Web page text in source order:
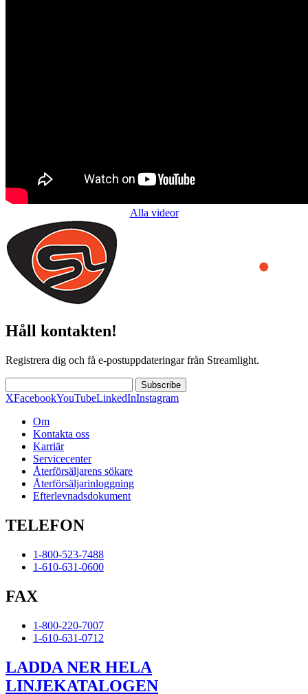
Alla videor
Håll kontakten!
Registrera dig och få e-postuppdateringar från Streamlight.
Subscribe
XFacebookYouTubeLinkedInInstagram
Om
Kontakta oss
Karriär
Servicecenter
Återförsäljarens sökare
Återförsäljarinloggning
Efterlevnadsdokument
TELEFON
1-800-523-7488
1-610-631-0600
FAX
1-800-220-7007
1-610-631-0712
LADDA NER HELA
LINJEKATALOGEN